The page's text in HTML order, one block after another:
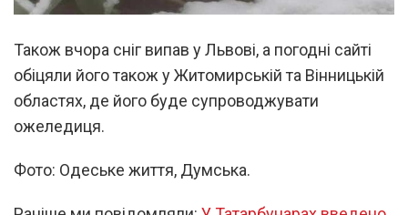
Також вчора сніг випав у Львові, а погодні сайті
обіцяли його також у Житомирській та Вінницькій
областях, де його буде супроводжувати
ожеледиця.
Фото: Одеське життя, Думська.